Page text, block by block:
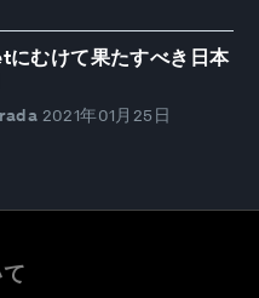
にむけて果たすべき日本
2021年01月25日